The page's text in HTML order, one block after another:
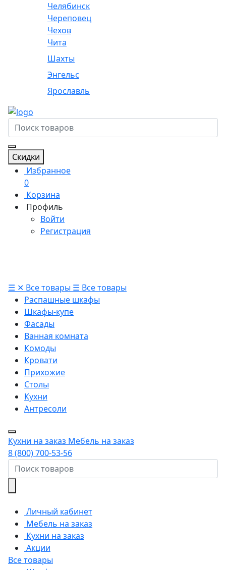
Челябинск
Череповец
Чехов
Чита
Шахты
Энгельс
Ярославль
Скидки
Избранное
0
Корзина
Профиль
Войти
Регистрация
☰ ✕ Все товары ☰ Все товары
Распашные шкафы
Шкафы-купе
Фасады
Ванная комната
Комоды
Кровати
Прихожие
Столы
Кухни
Антресоли
Кухни на заказ Мебель на заказ
8 (800) 700-53-56
Личный кабинет
Мебель на заказ
Кухни на заказ
Акции
Все товары